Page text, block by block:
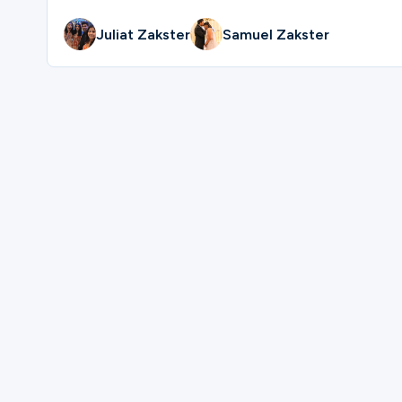
Juliat Zakster Samuel Zakster